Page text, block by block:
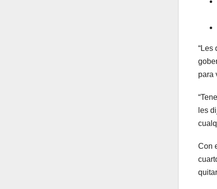
“Les
para
les
Con